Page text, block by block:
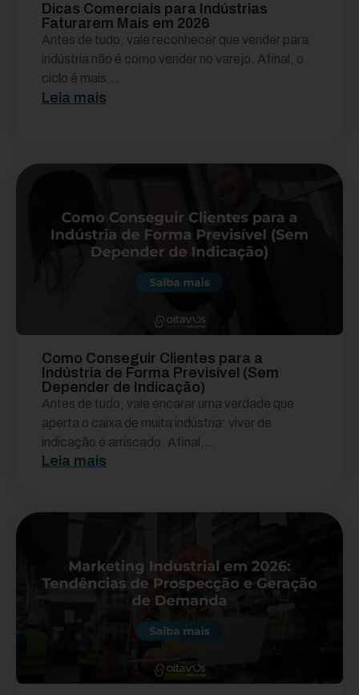
Dicas Comerciais para Indústrias
Faturarem Mais em 2026
Antes de tudo, vale reconhecer que vender para
indústria não é como vender no varejo. Afinal, o
ciclo é mais...
Leia mais
Como Conseguir Clientes para a
Indústria de Forma Previsível (Sem
Depender de Indicação)
Antes de tudo, vale encarar uma verdade que
aperta o caixa de muita indústria: viver de
indicação é arriscado. Afinal,...
Leia mais